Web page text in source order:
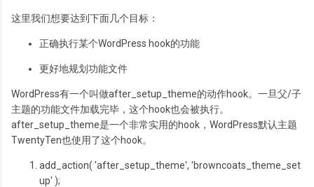
这里我们想要达到下面几个目标：
正确执行某个WordPress hook的功能
更好地规划功能文件
WordPress有一个叫做after_setup_theme的动作hook。一旦父/子
主题的功能文件加载完毕，这个hook也会被执行。
after_setup_theme是一个非常实用的hook，WordPress默认主题
TwentyTen也使用了这个hook。
add_action( 'after_setup_theme', 'browncoats_theme_set
up' );